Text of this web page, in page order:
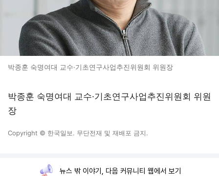
박종훈 숙명여대 교수·기초연구사업추진위원회 위원장
박종훈 숙명여대 교수·기초연구사업추진위원회 위원
장
Copyright © 한국일보. 무단전재 및 재배포 금지.
뉴스 밖 이야기, 다음 커뮤니티 웹에서 보기